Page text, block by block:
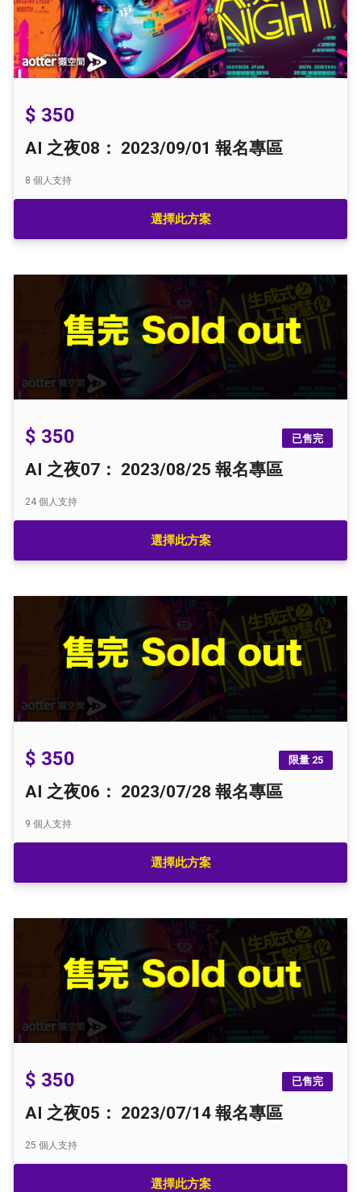
$ 350
AI 之夜08： 2023/09/01 報名專區
8 個人支持
選擇此方案
$ 350 已售完
AI 之夜07： 2023/08/25 報名專區
24 個人支持
選擇此方案
$ 350 限量 25
AI 之夜06： 2023/07/28 報名專區
9 個人支持
選擇此方案
$ 350 已售完
AI 之夜05： 2023/07/14 報名專區
25 個人支持
選擇此方案